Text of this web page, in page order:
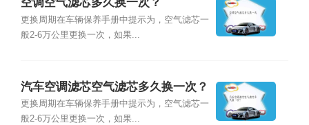
更换周期在车辆保养手册中提示为，空气滤芯一
般2-6万公里更换一次，如果...
汽车空调滤芯空气滤芯多久换一次？
更换周期在车辆保养手册中提示为，空气滤芯一
般2-6万公里更换一次，如果...